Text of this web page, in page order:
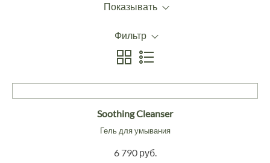
Показывать
Фильтр
Soothing Cleanser
Гель для умывания
6 790 руб.